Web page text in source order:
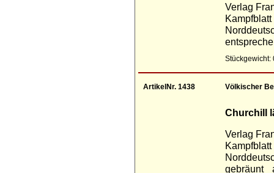
Verlag
Stückgewicht:
ArtikelNr. 1438 Völkischer
Churchill
Verlag
gebräunt